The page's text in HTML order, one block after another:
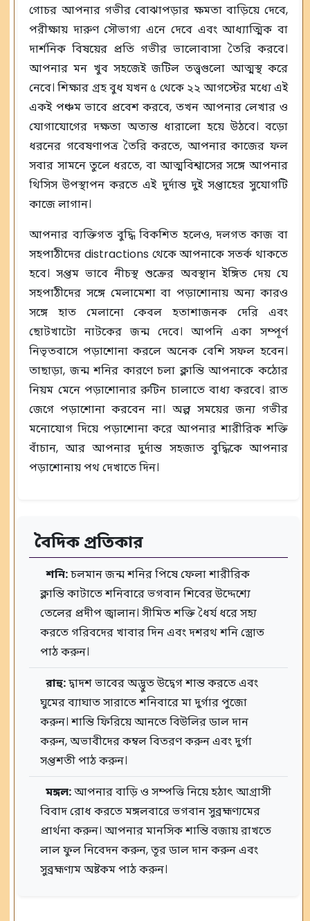
গোচর আপনার গভীর বোঝাপড়ার ক্ষমতা বাড়িয়ে দেবে,
পরীক্ষায় দারুণ সৌভাগ্য এনে দেবে এবং আধ্যাত্মিক বা
দার্শনিক বিষয়ের প্রতি গভীর ভালোবাসা তৈরি করবে।
আপনার মন খুব সহজেই জটিল তত্ত্বগুলো আত্মস্থ করে
নেবে। শিক্ষার গ্রহ বুধ যখন ৫ থেকে ২২ আগস্টের মধ্যে এই
একই পঞ্চম ভাবে প্রবেশ করবে, তখন আপনার লেখার ও
যোগাযোগের দক্ষতা অত্যন্ত ধারালো হয়ে উঠবে। বড়ো
ধরনের গবেষণাপত্র তৈরি করতে, আপনার কাজের ফল
সবার সামনে তুলে ধরতে, বা আত্মবিশ্বাসের সঙ্গে আপনার
থিসিস উপস্থাপন করতে এই দুর্দান্ত দুই সপ্তাহের সুযোগটি
কাজে লাগান।
আপনার ব্যক্তিগত বুদ্ধি বিকশিত হলেও, দলগত কাজ বা
সহপাঠীদের distractions থেকে আপনাকে সতর্ক থাকতে
হবে। সপ্তম ভাবে নীচস্থ শুক্রের অবস্থান ইঙ্গিত দেয় যে
সহপাঠীদের সঙ্গে মেলামেশা বা পড়াশোনায় অন্য কারও
সঙ্গে হাত মেলানো কেবল হতাশাজনক দেরি এবং
ছোটখাটো নাটকের জন্ম দেবে। আপনি একা সম্পূর্ণ
নিভৃতবাসে পড়াশোনা করলে অনেক বেশি সফল হবেন।
তাছাড়া, জন্ম শনির কারণে চলা ক্লান্তি আপনাকে কঠোর
নিয়ম মেনে পড়াশোনার রুটিন চালাতে বাধ্য করবে। রাত
জেগে পড়াশোনা করবেন না। অল্প সময়ের জন্য গভীর
মনোযোগ দিয়ে পড়াশোনা করে আপনার শারীরিক শক্তি
বাঁচান, আর আপনার দুর্দান্ত সহজাত বুদ্ধিকে আপনার
পড়াশোনায় পথ দেখাতে দিন।
বৈদিক প্রতিকার
শনি:চলমান জন্ম শনির পিষে ফেলা শারীরিক
ক্লান্তি কাটাতে শনিবারে ভগবান শিবের উদ্দেশ্যে
তেলের প্রদীপ জ্বালান। সীমিত শক্তি ধৈর্য ধরে সহ্য
করতে গরিবদের খাবার দিন এবং দশরথ শনি স্ত্রোত
পাঠ করুন।
রাহু:দ্বাদশ ভাবের অদ্ভুত উদ্বেগ শান্ত করতে এবং
ঘুমের ব্যাঘাত সারাতে শনিবারে মা দুর্গার পুজো
করুন। শান্তি ফিরিয়ে আনতে বিউলির ডাল দান
করুন, অভাবীদের কম্বল বিতরণ করুন এবং দুর্গা
সপ্তশতী পাঠ করুন।
মঙ্গল:আপনার বাড়ি ও সম্পত্তি নিয়ে হঠাৎ আগ্রাসী
বিবাদ রোধ করতে মঙ্গলবারে ভগবান সুব্রহ্মণ্যমের
প্রার্থনা করুন। আপনার মানসিক শান্তি বজায় রাখতে
লাল ফুল নিবেদন করুন, তূর ডাল দান করুন এবং
সুব্রহ্মণ্যম অষ্টকম পাঠ করুন।